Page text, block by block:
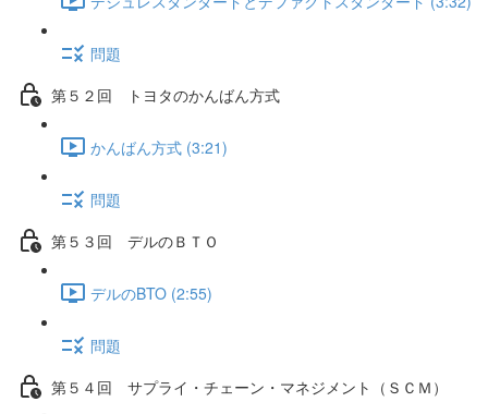
問題
第５２回 トヨタのかんばん方式
かんばん方式 (3:21)
問題
第５３回 デルのＢＴＯ
デルのBTO (2:55)
問題
第５４回 サプライ・チェーン・マネジメント（ＳＣＭ）